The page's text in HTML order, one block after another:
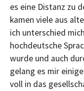
es eine Distanz zu
kamen viele aus
ich unterschied
hochdeutsche
wurde und auch
gelang es mir
voll in das